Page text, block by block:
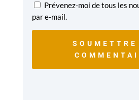
Prévenez-moi de tous les
par e-mail.
SOUMETTRE